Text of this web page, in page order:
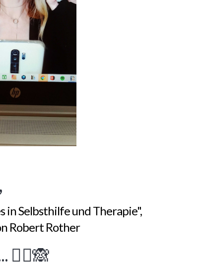
in Selbsthilfe und Therapie",
Robert Rother
🤷‍♀️🙈